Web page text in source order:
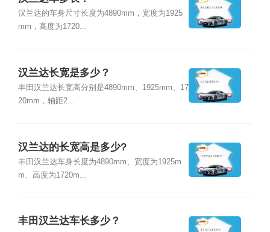
汉兰达的车身尺寸长度为4890mm，宽度为1925
mm，高度为1720...
汉兰达长宽是多少？
丰田汉兰达长宽高分别是4890mm、1925mm、17
20mm，轴距2...
汉兰达的长宽高是多少?
丰田汉兰达车身长度为4890mm、宽度为1925m
m、高度为1720m...
丰田汉兰达车长多少？